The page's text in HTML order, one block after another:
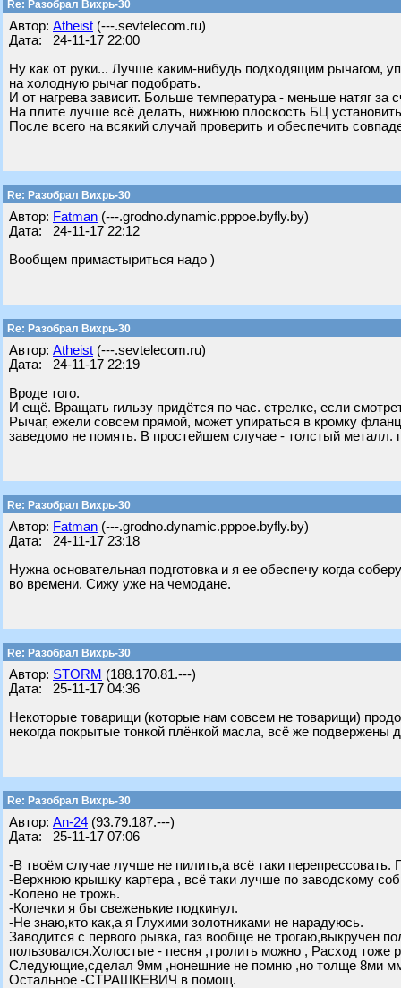
Re: Разобрал Вихрь-30
Автор: Atheist (---.sevtelecom.ru)
Дата: 24-11-17 22:00
Ну как от руки... Лучше каким-нибудь подходящим рычагом,
на холодную рычаг подобрать.
И от нагрева зависит. Больше температура - меньше натяг
На плите лучше всё делать, нижнюю плоскость БЦ
После всего на всякий случай проверить и обеспечить
Re: Разобрал Вихрь-30
Автор: Fatman (---.grodno.dynamic.pppoe.byfly.by)
Дата: 24-11-17 22:12
Вообщем примастыриться надо )
Re: Разобрал Вихрь-30
Автор: Atheist (---.sevtelecom.ru)
Дата: 24-11-17 22:19
Вроде того.
И ещё. Вращать гильзу придётся по час. стрелке, если
Рычаг, ежели совсем прямой, может упираться в кромку
заведомо не помять. В простейшем случае - толстый металл.
Re: Разобрал Вихрь-30
Автор: Fatman (---.grodno.dynamic.pppoe.byfly.by)
Дата: 24-11-17 23:18
Нужна основательная подготовка и я ее обеспечу когда
во времени. Сижу уже на чемодане.
Re: Разобрал Вихрь-30
Автор: STORM (188.170.81.---)
Дата: 25-11-17 04:36
Некоторые товарищи (которые нам совсем не товарищи)
некогда покрытые тонкой плёнкой масла, всё же подвержены
Re: Разобрал Вихрь-30
Автор: An-24 (93.79.187.---)
Дата: 25-11-17 07:06
-В твоём случае лучше не пилить,а всё таки
-Верхнюю крышку картера , всё таки лучше по заводскому
-Колено не трожь.
-Колечки я бы свеженькие подкинул.
-Не знаю,кто как,а я Глухими золотниками не нарадуюсь.
Заводится с первого рывка, газ вообще не трогаю,выкручен
пользовался.Холостые - песня ,тролить можно , Расход
Следующие,сделал 9мм ,нонешние не помню ,но толще 8ми
Остальное -СТРАШКЕВИЧ в помощ.